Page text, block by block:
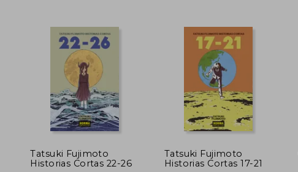
S/ 129,47
S/ 58,26
55%
dcto.
S/ 129,47
S/ 58,26
55%
dcto.
Tatsuki Fujimoto
Historias Cortas 22-26
Tatsuki Fujimoto
Historias Cortas 17-21